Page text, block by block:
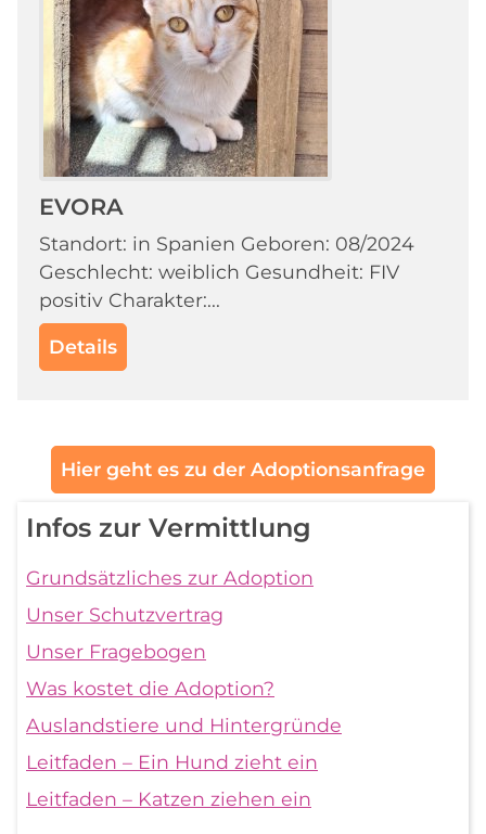
EVORA
Standort: in Spanien Geboren: 08/2024
Geschlecht: weiblich Gesundheit: FIV
positiv Charakter:...
Details
Hier geht es zu der Adoptionsanfrage
Infos zur Vermittlung
Grundsätzliches zur Adoption
Unser Schutzvertrag
Unser Fragebogen
Was kostet die Adoption?
Auslandstiere und Hintergründe
Leitfaden – Ein Hund zieht ein
Leitfaden – Katzen ziehen ein